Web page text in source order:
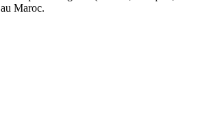
Maroc.